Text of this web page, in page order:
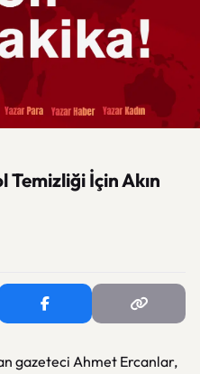
İçin Akın
gazeteci Ahmet Ercanlar,